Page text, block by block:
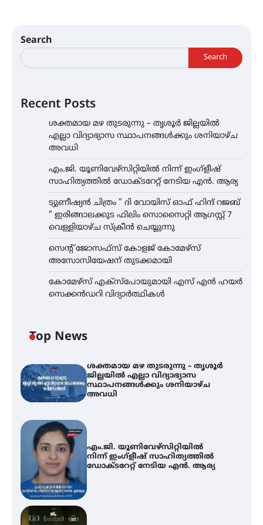
Search
Search
Recent Posts
ശക്തമായ മഴ തുടരുന്നു – തൃശൂർ ജില്ലയിൽ
എല്ലാ വിദ്യാഭ്യാസ സ്ഥാപനങ്ങൾക്കും ശനിയാഴ്ച
അവധി
എം.ജി. യൂണിവേഴ്‌സിറ്റിയിൽ നിന്ന് ഇംഗ്ളീഷ്
സാഹിത്യത്തിൽ ഡോക്ടറേറ്റ് നേടിയ എൻ. ആര്യ
ട്യുണീഷ്യൻ ചിത്രം ” ദി വോയിസ് ഓഫ് ഹിന്ദ് റജബ്
” ഇരിങ്ങാലക്കുട ഫിലിം സൊസൈറ്റി ആഗസ്റ്റ് 7
വെള്ളിയാഴ്ച സ്‌ക്രീൻ ചെയ്യുന്നു
സെന്റ് ജോസഫ്സ് കോളജ് കോമേഴ്‌സ്
അസോസിയേഷന് തുടക്കമായി
കോമേഴ്സ് എക്സ്പോയുമായി എസ് എൻ ഹയർ
സെക്കൻഡറി വിദ്യാർത്ഥികൾ
Top News
ശക്തമായ മഴ തുടരുന്നു – തൃശൂർ
ജില്ലയിൽ എല്ലാ വിദ്യാഭ്യാസ
സ്ഥാപനങ്ങൾക്കും ശനിയാഴ്ച
അവധി
എം.ജി. യൂണിവേഴ്‌സിറ്റിയിൽ
നിന്ന് ഇംഗ്ളീഷ് സാഹിത്യത്തിൽ
ഡോക്ടറേറ്റ് നേടിയ എൻ. ആര്യ